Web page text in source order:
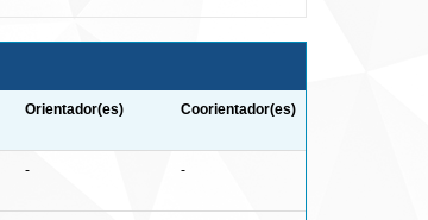
Orientador(es) Coorientador(es)
- -